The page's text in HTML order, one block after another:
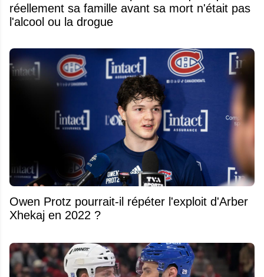
réellement sa famille avant sa mort n'était pas
l'alcool ou la drogue
Owen Protz pourrait-il répéter l'exploit d'Arber
Xhekaj en 2022 ?